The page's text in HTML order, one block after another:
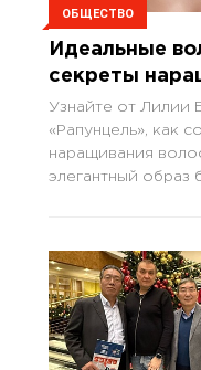
ОБЩЕСТВО
Идеальные
секреты
Узнайте от Лилии
«Рапунцель», как
наращивания
элегантный образ